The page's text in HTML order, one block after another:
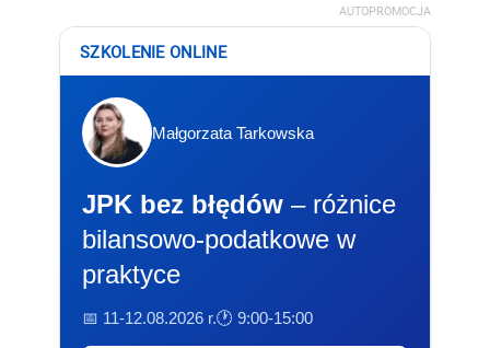
AUTOPROMOCJA
SZKOLENIE ONLINE
Małgorzata Tarkowska
JPK bez błędów – różnice
bilansowo-podatkowe w
praktyce
📅 11-12.08.2026 r.🕐 9:00-15:00